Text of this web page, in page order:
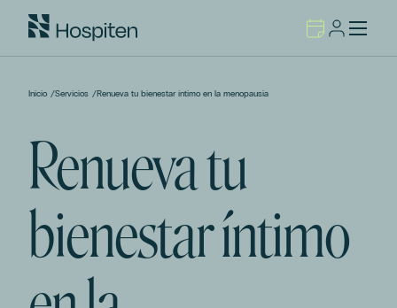
Inicio /Servicios /Renueva tu bienestar íntimo en la menopausia
Renueva tu
bienestar íntimo